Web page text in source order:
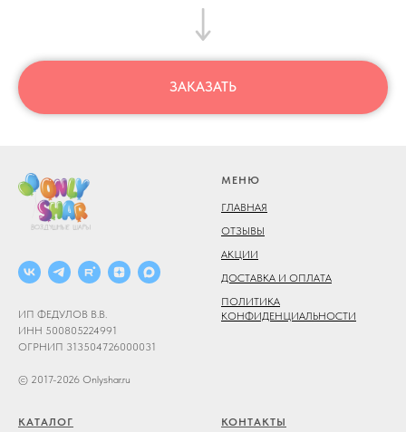
ЗАКАЗАТЬ
ИП ФЕДУЛОВ В.В.
ИНН 500805224991
ОГРНИП 313504726000031
© 2017-2026 Onlyshar.ru
МЕНЮ
ГЛАВНАЯ
ОТЗЫВЫ
АКЦИИ
ДОСТАВКА И ОПЛАТА
ПОЛИТИКА
КОНФИДЕНЦИАЛЬНОСТИ
КАТАЛОГ КОНТАКТЫ